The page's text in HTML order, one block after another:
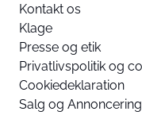
Kontakt os
Klage
Presse og etik
Privatlivspolitik og
Cookiedeklaration
Salg og Annoncering